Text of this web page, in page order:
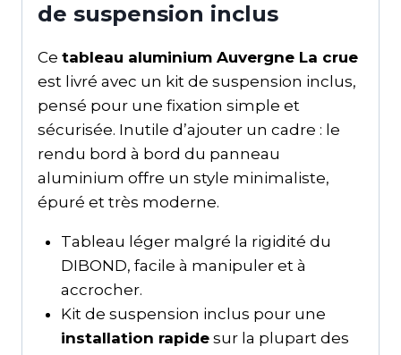
de suspension inclus
Ce tableau aluminium Auvergne La crue
est livré avec un kit de suspension inclus,
pensé pour une fixation simple et
sécurisée. Inutile d’ajouter un cadre : le
rendu bord à bord du panneau
aluminium offre un style minimaliste,
épuré et très moderne.
Tableau léger malgré la rigidité du
DIBOND, facile à manipuler et à
accrocher.
Kit de suspension inclus pour une
installation rapidesur la plupart des